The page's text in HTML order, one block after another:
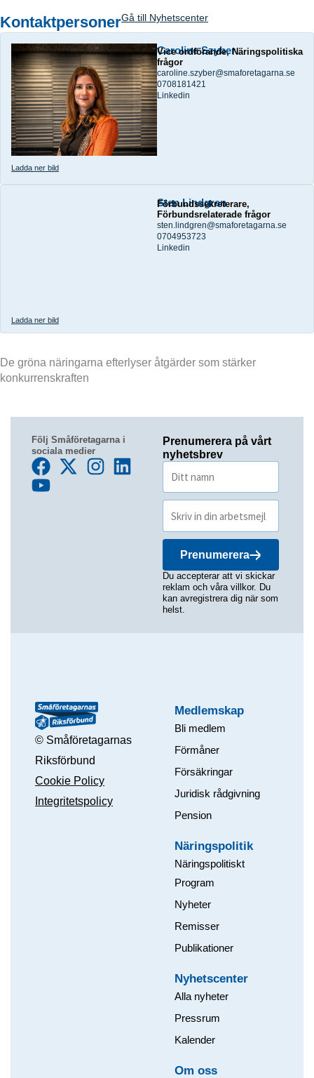
KontaktpersonerGå till Nyhetscenter
Caroline Szyber
Vice ordförande, Näringspolitiska
frågor
caroline.szyber@smaforetagarna.se
0708181421
Linkedin
Ladda ner bild
Sten Lindgren
Förbundssekreterare,
Förbundsrelaterade frågor
sten.lindgren@smaforetagarna.se
0704953723
Linkedin
Ladda ner bild
De gröna näringarna efterlyser åtgärder som stärker
konkurrenskraften
Följ Småföretagarna i
sociala medier
Prenumerera på vårt
nyhetsbrev
Prenumerera
Du accepterar att vi skickar
reklam och våra villkor. Du
kan avregistrera dig när som
helst.
© Småföretagarnas
Riksförbund
Cookie Policy
Integritetspolicy
Medlemskap
Bli medlem
Förmåner
Försäkringar
Juridisk rådgivning
Pension
Näringspolitik
Näringspolitiskt
Program
Nyheter
Remisser
Publikationer
Nyhetscenter
Alla nyheter
Pressrum
Kalender
Om oss​